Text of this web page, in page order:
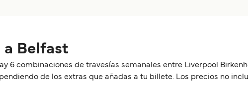
a Belfast
6 combinaciones de travesías semanales entre Liverpool
de los extras que añadas a tu billete. Los precios no